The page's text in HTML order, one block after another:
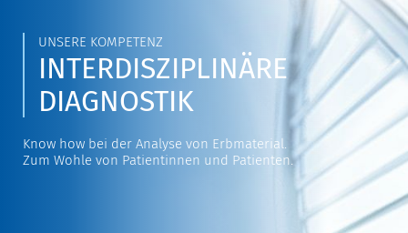
UNSERE KOMPETENZ
INTERDISZIPLINÄRE
DIAGNOSTIK
Know how bei der Analyse von Erbmaterial.
Zum Wohle von Patientinnen und Patienten.